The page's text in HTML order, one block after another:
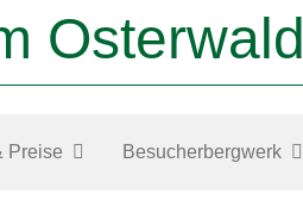
Osterwald
Preise Besucherbergwerk